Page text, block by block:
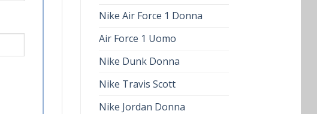
Nike Air Force 1 Donna
Air Force 1 Uomo
Nike Dunk Donna
Nike Travis Scott
Nike Jordan Donna